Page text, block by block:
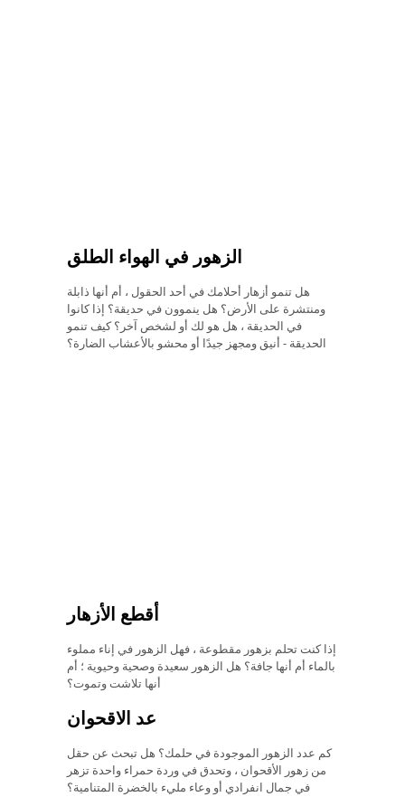
الزهور في الهواء الطلق
هل تنمو أزهار أحلامك في أحد الحقول ، أم أنها ذابلة
ومنتشرة على الأرض؟ هل ينموون في حديقة؟ إذا كانوا
في الحديقة ، هل هو لك أو لشخص آخر؟ كيف تنمو
الحديقة - أنيق ومجهز جيدًا أو محشو بالأعشاب الضارة؟
أقطع الأزهار
إذا كنت تحلم بزهور مقطوعة ، فهل الزهور في إناء مملوء
بالماء أم أنها جافة؟ هل الزهور سعيدة وصحية وحيوية ؛ أم
أنها تلاشت وتموت؟
عد الاقحوان
كم عدد الزهور الموجودة في حلمك؟ هل تبحث عن حقل
من زهور الأقحوان ، وتحدق في وردة حمراء واحدة تزهر
في جمال انفرادي أو وعاء مليء بالخضرة المتنامية؟